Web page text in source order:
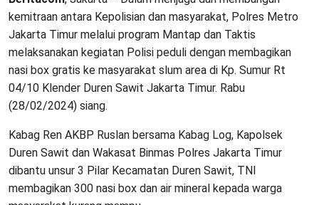
kemitraan antara Kepolisian dan masyarakat, Polres Metro
Jakarta Timur melalui program Mantap dan Taktis
melaksanakan kegiatan Polisi peduli dengan membagikan
nasi box gratis ke masyarakat slum area di Kp. Sumur Rt
04/10 Klender Duren Sawit Jakarta Timur. Rabu
(28/02/2024) siang.
Kabag Ren AKBP Ruslan bersama Kabag Log, Kapolsek
Duren Sawit dan Wakasat Binmas Polres Jakarta Timur
dibantu unsur 3 Pilar Kecamatan Duren Sawit, TNI
membagikan 300 nasi box dan air mineral kepada warga